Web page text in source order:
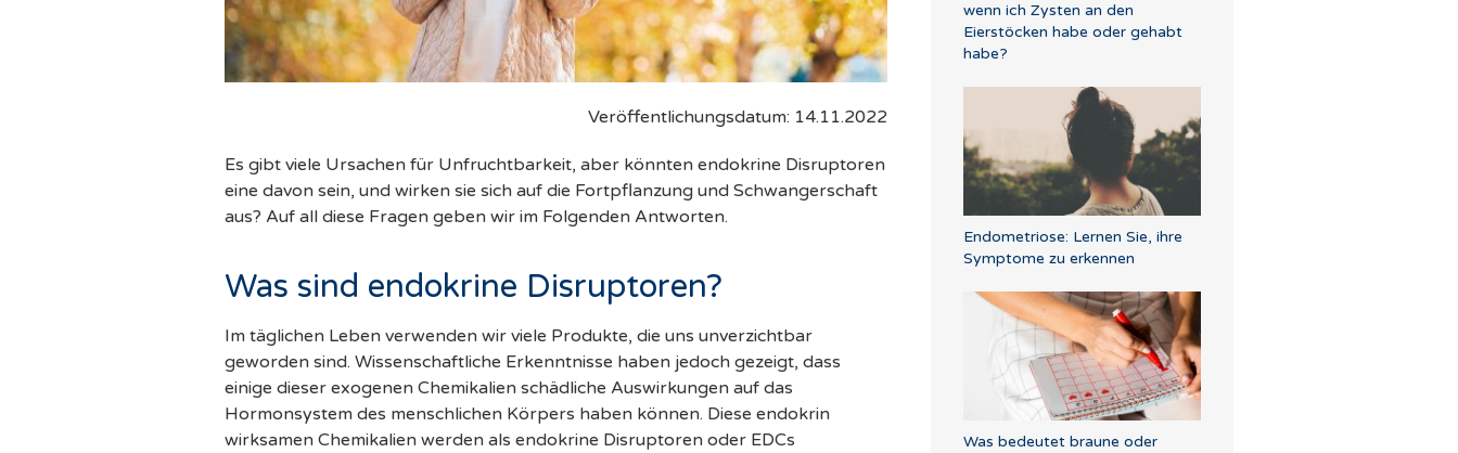
Veröffentlichungsdatum: 14.11.2022
Es gibt viele Ursachen für Unfruchtbarkeit, aber könnten endokrine Disruptoren
eine davon sein, und wirken sie sich auf die Fortpflanzung und Schwangerschaft
aus? Auf all diese Fragen geben wir im Folgenden Antworten.
Was sind endokrine Disruptoren?
Im täglichen Leben verwenden wir viele Produkte, die uns unverzichtbar
geworden sind. Wissenschaftliche Erkenntnisse haben jedoch gezeigt, dass
einige dieser exogenen Chemikalien schädliche Auswirkungen auf das
Hormonsystem des menschlichen Körpers haben können. Diese endokrin
wirksamen Chemikalien werden als endokrine Disruptoren oder EDCs
wenn ich Zysten an den
Eierstöcken habe oder gehabt
habe?
Endometriose: Lernen Sie, ihre
Symptome zu erkennen
Was bedeutet braune oder